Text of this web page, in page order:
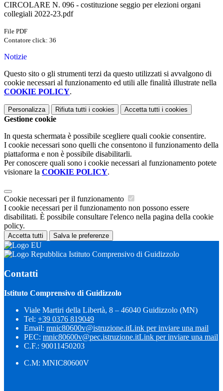
CIRCOLARE N. 096 - costituzione seggio per elezioni organi
collegiali 2022-23.pdf
File PDF
Contatore click: 36
Notizie
Questo sito o gli strumenti terzi da questo utilizzati si avvalgono di
cookie necessari al funzionamento ed utili alle finalità illustrate nella
COOKIE POLICY.
Personalizza Rifiuta tutti i cookies Accetta tutti i cookies
Gestione cookie
In questa schermata è possibile scegliere quali cookie consentire.
I cookie necessari sono quelli che consentono il funzionamento della
piattaforma e non è possibile disabilitarli.
Per conoscere quali sono i cookie necessari al funzionamento potete
visionare la COOKIE POLICY.
Cookie necessari per il funzionamento
I cookie necessari per il funzionamento non possono essere
disabilitati. È possibile consultare l'elenco nella pagina della cookie
policy.
Accetta tutti Salva le preferenze
Istituto Comprensivo di Guidizzolo
Contatti
Istituto Comprensivo di Guidizzolo
Viale Martiri della Libertà, 8 – 46040 Guidizzolo (MN)
Tel: +39 0376 819049
Email: mnic80600v@istruzione.itLink per inviare una mail
PEC: mnic80600v@pec.istruzione.itLink per inviare una mail
C.F.: 90011450203
C.M: MNIC80600V